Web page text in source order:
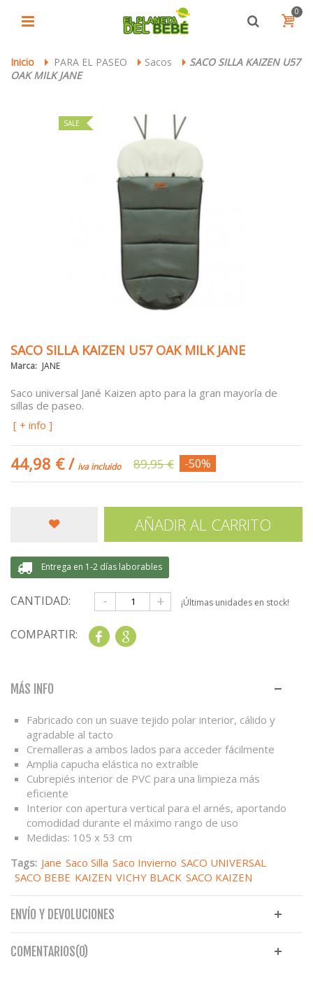
0
Inicio > PARA EL PASEO > Sacos > SACO SILLA KAIZEN U57
OAK MILK JANE
SALE
SACO SILLA KAIZEN U57 OAK MILK JANE
Marca: JANE
Saco universal Jané Kaizen apto para la gran mayoría de
sillas de paseo.
[ + info ]
44,98 €/ iva incluido 89,95 € -50%
AÑADIR AL CARRITO
Entrega en 1-2 días laborables
CANTIDAD: - + ¡Últimas unidades en stock!
COMPARTIR: Share
MÁS INFO
Fabricado con un suave tejido polar interior, cálido y
agradable al tacto
Cremalleras a ambos lados para acceder fácilmente
Amplia capucha elástica no extraíble
Cubrepiés interior de PVC para una limpieza más
eficiente
Interior con apertura vertical para el arnés, aportando
comodidad durante el máximo rango de uso
Medidas: 105 x 53 cm
Tags: Jane Saco Silla Saco Invierno SACO UNIVERSAL
SACO BEBE KAIZEN VICHY BLACK SACO KAIZEN
ENVÍO Y DEVOLUCIONES
COMENTARIOS(0)